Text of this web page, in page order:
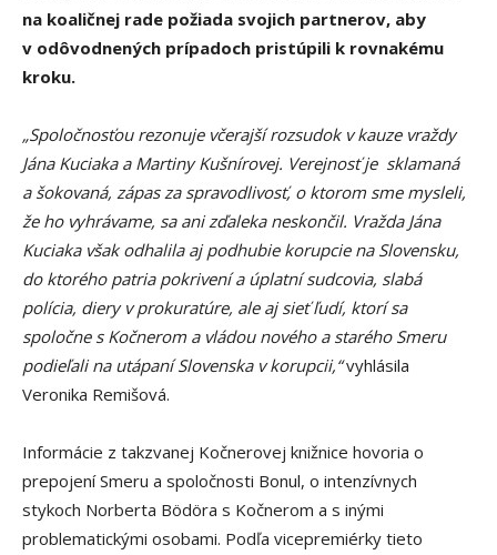
na koaličnej rade požiada svojich partnerov, aby
v odôvodnených prípadoch pristúpili k rovnakému
kroku.
„Spoločnosťou rezonuje včerajší rozsudok v kauze vraždy
Jána Kuciaka a Martiny Kušnírovej. Verejnosť je sklamaná
a šokovaná, zápas za spravodlivosť, o ktorom sme mysleli,
že ho vyhrávame, sa ani zďaleka neskončil. Vražda Jána
Kuciaka však odhalila aj podhubie korupcie na Slovensku,
do ktorého patria pokrivení a úplatní sudcovia, slabá
polícia, diery v prokuratúre, ale aj sieť ľudí, ktorí sa
spoločne s Kočnerom a vládou nového a starého Smeru
podieľali na utápaní Slovenska v korupcii,“vyhlásila
Veronika Remišová.
Informácie z takzvanej Kočnerovej knižnice hovoria o
prepojení Smeru a spoločnosti Bonul, o intenzívnych
stykoch Norberta Bödöra s Kočnerom a s inými
problematickými osobami. Podľa vicepremiérky tieto